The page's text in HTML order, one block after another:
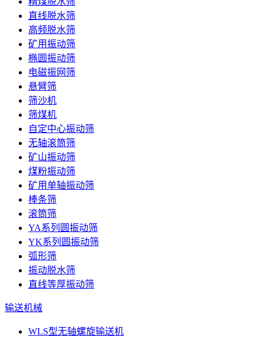
直线脱水筛
高频脱水筛
矿用振动筛
椭圆振动筛
电磁振网筛
悬臂筛
筛沙机
筛煤机
自定中心振动筛
无轴滚筒筛
矿山振动筛
煤粉振动筛
矿用单轴振动筛
棒条筛
滚筒筛
YA系列圆振动筛
YK系列圆振动筛
弧形筛
振动脱水筛
直线等厚振动筛
输送机械
WLS型无轴螺旋输送机